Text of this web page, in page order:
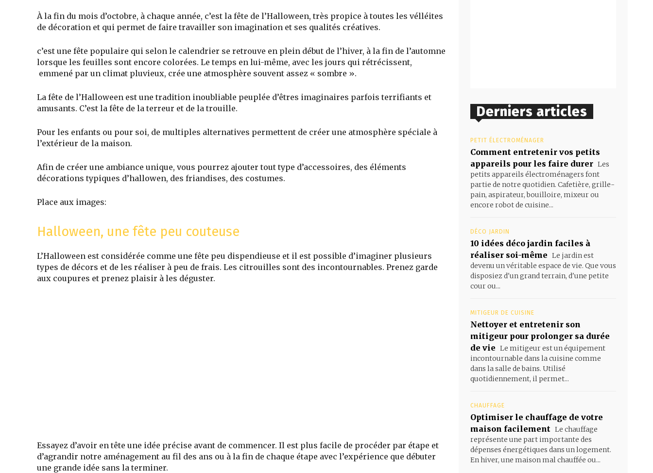
À la fin du mois d’octobre, à chaque année, c’est la fête de l’Halloween, très propice à toutes les vélléites
de décoration et qui permet de faire travailler son imagination et ses qualités créatives.
c’est une fête populaire qui selon le calendrier se retrouve en plein début de l’hiver, à la fin de l’automne
lorsque les feuilles sont encore colorées. Le temps en lui-même, avec les jours qui rétrécissent,
emmené par un climat pluvieux, crée une atmosphère souvent assez « sombre ».
La fête de l’Halloween est une tradition inoubliable peuplée d’êtres imaginaires parfois terrifiants et
amusants. C’est la fête de la terreur et de la trouille.
Pour les enfants ou pour soi, de multiples alternatives permettent de créer une atmosphère spéciale à
l’extérieur de la maison.
Afin de créer une ambiance unique, vous pourrez ajouter tout type d’accessoires, des éléments
décorations typiques d’hallowen, des friandises, des costumes.
Place aux images:
Halloween, une fête peu couteuse
L’Halloween est considérée comme une fête peu dispendieuse et il est possible d’imaginer plusieurs
types de décors et de les réaliser à peu de frais. Les citrouilles sont des incontournables. Prenez garde
aux coupures et prenez plaisir à les déguster.
Essayez d’avoir en tête une idée précise avant de commencer. Il est plus facile de procéder par étape et
d’agrandir notre aménagement au fil des ans ou à la fin de chaque étape avec l’expérience que débuter
une grande idée sans la terminer.
Derniers articles
PETIT ÉLECTROMÉNAGER
Comment entretenir vos petits
appareils pour les faire durer Les
petits appareils électroménagers font
partie de notre quotidien. Cafetière, grille-
pain, aspirateur, bouilloire, mixeur ou
encore robot de cuisine...
DÉCO JARDIN
10 idées déco jardin faciles à
réaliser soi-même Le jardin est
devenu un véritable espace de vie. Que vous
disposiez d'un grand terrain, d'une petite
cour ou...
MITIGEUR DE CUISINE
Nettoyer et entretenir son
mitigeur pour prolonger sa durée
de vie Le mitigeur est un équipement
incontournable dans la cuisine comme
dans la salle de bains. Utilisé
quotidiennement, il permet...
CHAUFFAGE
Optimiser le chauffage de votre
maison facilement Le chauffage
représente une part importante des
dépenses énergétiques dans un logement.
En hiver, une maison mal chauffée ou...